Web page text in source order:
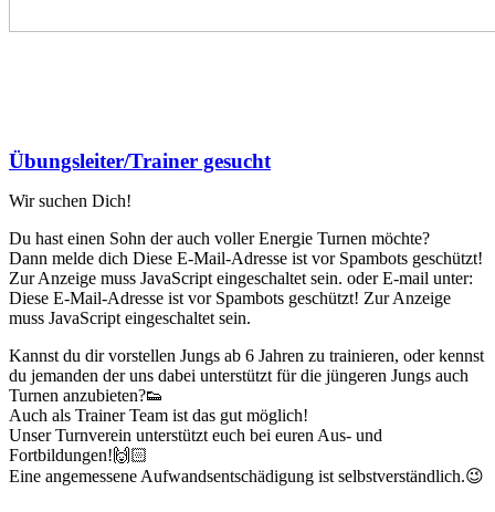
Übungsleiter/Trainer gesucht
Wir suchen Dich!
Du hast einen Sohn der auch voller Energie Turnen möchte?
Dann melde dich Diese E-Mail-Adresse ist vor Spambots geschützt!
Zur Anzeige muss JavaScript eingeschaltet sein. oder E-mail unter:
Diese E-Mail-Adresse ist vor Spambots geschützt! Zur Anzeige
muss JavaScript eingeschaltet sein.
Kannst du dir vorstellen Jungs ab 6 Jahren zu trainieren, oder kennst
du jemanden der uns dabei unterstützt für die jüngeren Jungs auch
Turnen anzubieten?👟
Auch als Trainer Team ist das gut möglich!
Unser Turnverein unterstützt euch bei euren Aus- und
Fortbildungen!🙌🏻
Eine angemessene Aufwandsentschädigung ist selbstverständlich.😉